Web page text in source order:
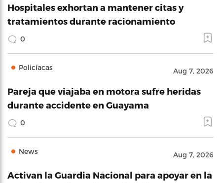
Hospitales exhortan a mantener citas y
tratamientos durante racionamiento
0
Policíacas Aug 7, 2026
Pareja que viajaba en motora sufre heridas
durante accidente en Guayama
0
News Aug 7, 2026
Activan la Guardia Nacional para apoyar en la